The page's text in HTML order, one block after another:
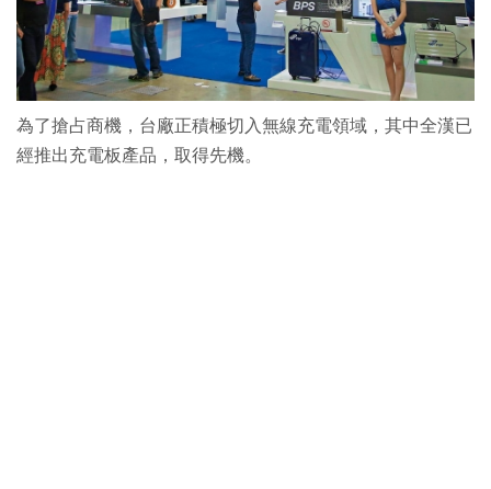
為了搶占商機，台廠正積極切入無線充電領域，其中全漢已
經推出充電板產品，取得先機。